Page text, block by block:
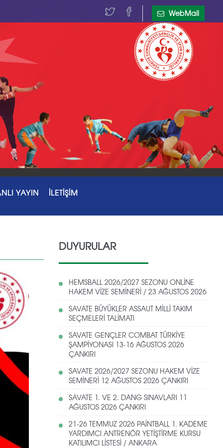
WebMail
YAYIN İLETİŞİM
DUYURULAR
HEMSBALL 2026/2027 SEZONU ONLİNE
HAKEM VİZE SEMİNERİ / 23 AĞUSTOS 2026
SAVATE BÜYÜKLER ASSAUT MİLLİ TAKIM
SEÇMELERİ TALİMATI
SAVATE GENÇLER COMBAT TÜRKİYE
ŞAMPİYONASI 13-16 AĞUSTOS 2026
ÇANKIRI
SAVATE 2026/2027 SEZONU HAKEM VİZE
SEMİNERİ 12 AĞUSTOS 2026 ÇANKIRI
SAVATE 1. VE 2. DANG SINAVLARI 11
AĞUSTOS 2026 ÇANKIRI
21-26 TEMMUZ 2026 PAİNTBALL 1. KADEME
YARDIMCI ANTRENÖR YETİŞTİRME KURSU
KATILIMCI LİSTESİ / ANKARA